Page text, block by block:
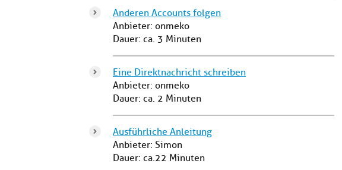
Anderen Accounts folgen
Anbieter: onmeko
Dauer: ca. 3 Minuten
Eine Direktnachricht schreiben
Anbieter: onmeko
Dauer: ca. 2 Minuten
Ausführliche Anleitung
Anbieter: Simon
Dauer: ca.22 Minuten